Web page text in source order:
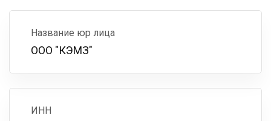
Название юр лица
ООО "КЭМЗ"
ИНН